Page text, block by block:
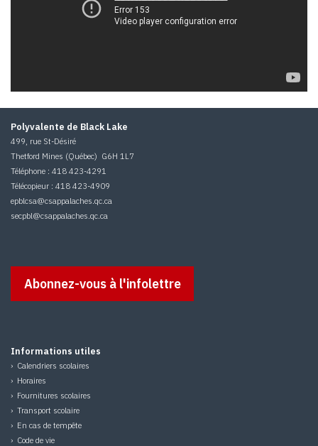
Polyvalente de Black Lake
499, rue St-Désiré
Thetford Mines (Québec) G6H 1L7
Téléphone : 418 423-4291
Télécopieur : 418 423-4909
epblcsa@csappalaches.qc.ca
secpbl@csappalaches.qc.ca
Abonnez-vous à l'infolettre
Informations utiles
› Calendriers scolaires
› Horaires
› Fournitures scolaires
› Transport scolaire
› En cas de tempête
› Code de vie